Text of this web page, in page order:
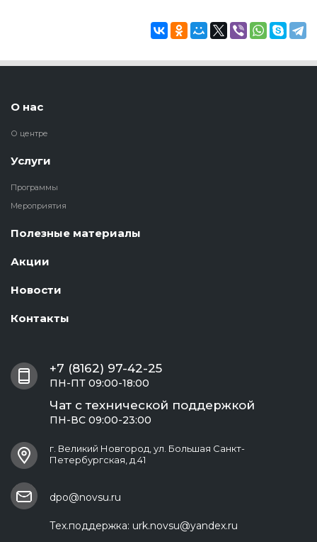
О нас
О центре
Услуги
Программы
Мероприятия
Полезные материалы
Акции
Новости
Контакты
+7 (8162) 97-42-25
ПН-ПТ 09:00-18:00
Чат с технической поддержкой
ПН-ВС 09:00-23:00
г. Великий Новгород, ул. Большая Санкт-
Петербургская, д.41
dpo@novsu.ru
Тех.поддержка: urk.novsu@yandex.ru